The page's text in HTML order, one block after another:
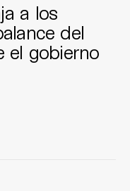
a los
del
el gobierno